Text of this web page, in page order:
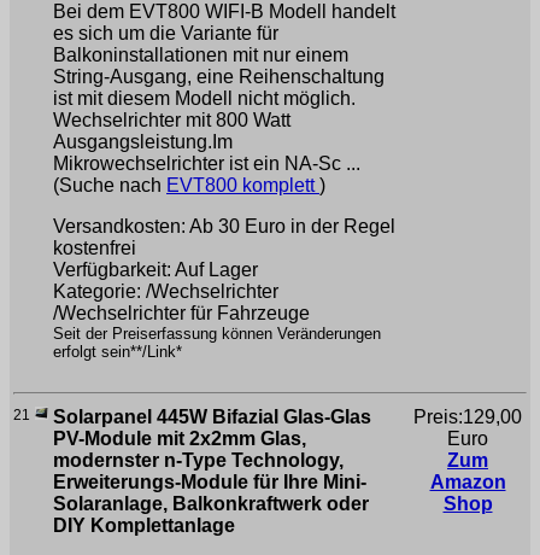
Bei dem EVT800 WIFI-B Modell handelt
es sich um die Variante für
Balkoninstallationen mit nur einem
String-Ausgang, eine Reihenschaltung
ist mit diesem Modell nicht möglich.
Wechselrichter mit 800 Watt
Ausgangsleistung.Im
Mikrowechselrichter ist ein NA-Sc ...
(Suche nach EVT800 komplett)
Versandkosten: Ab 30 Euro in der Regel
kostenfrei
Verfügbarkeit: Auf Lager
Kategorie: /Wechselrichter
/Wechselrichter für Fahrzeuge
Seit der Preiserfassung können Veränderungen
erfolgt sein**/Link*
21
Solarpanel 445W Bifazial Glas-Glas
PV-Module mit 2x2mm Glas,
modernster n-Type Technology,
Erweiterungs-Module für Ihre Mini-
Solaranlage, Balkonkraftwerk oder
DIY Komplettanlage
Preis:129,00
Euro
Zum
Amazon
Shop